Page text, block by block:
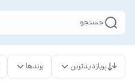
جستجو
پربازدیدترین برندها